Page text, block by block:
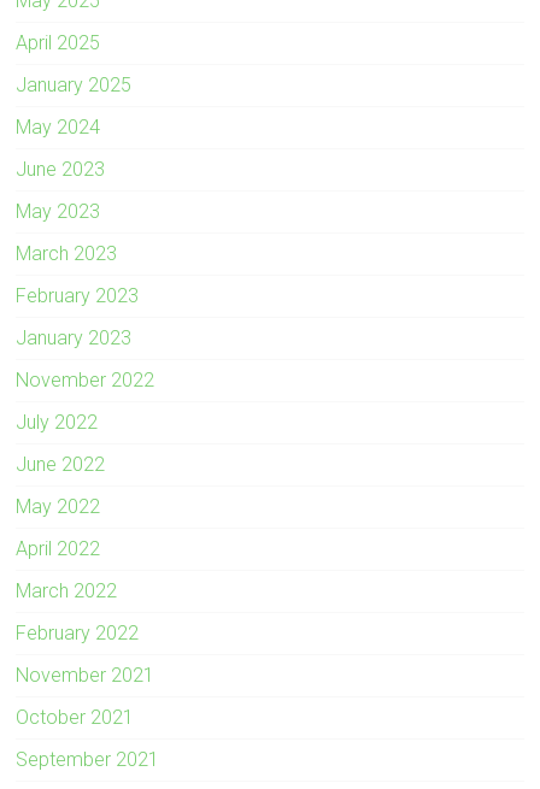
April 2025
January 2025
May 2024
June 2023
May 2023
March 2023
February 2023
January 2023
November 2022
July 2022
June 2022
May 2022
April 2022
March 2022
February 2022
November 2021
October 2021
September 2021